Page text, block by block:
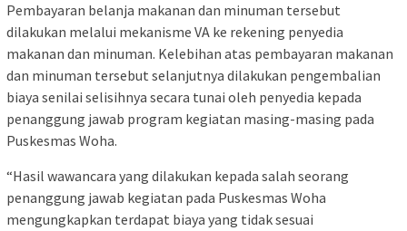
Pembayaran belanja makanan dan minuman tersebut
dilakukan melalui mekanisme VA ke rekening penyedia
makanan dan minuman. Kelebihan atas pembayaran makanan
dan minuman tersebut selanjutnya dilakukan pengembalian
biaya senilai selisihnya secara tunai oleh penyedia kepada
penanggung jawab program kegiatan masing-masing pada
Puskesmas Woha.
“Hasil wawancara yang dilakukan kepada salah seorang
penanggung jawab kegiatan pada Puskesmas Woha
mengungkapkan terdapat biaya yang tidak sesuai